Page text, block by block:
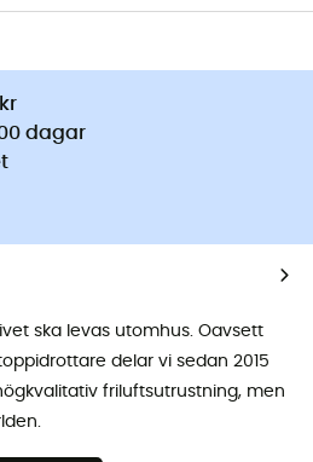
dagar
ska levas utomhus. Oavsett
delar vi sedan 2015
friluftsutrustning, men